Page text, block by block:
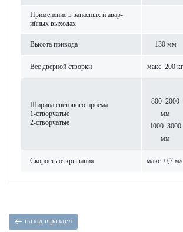
Применение в запасных и авар­
ийных выходах
Высота при­вода 130 мм
Вес дверной створки макс. 200 кг
Ширина свет­ового проема
1-створ­чатые
2-створ­чатые
800–2000
мм
1000–3000
мм
Скор­ость открывания макс. 0,7 м/
назад в раздел